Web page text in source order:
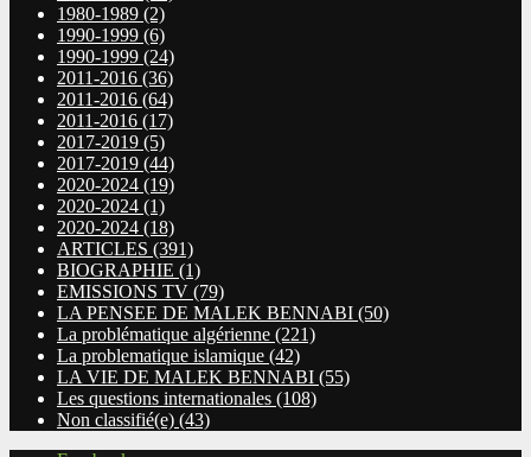
1980-1989 (2)
1990-1999 (6)
1990-1999 (24)
2011-2016 (36)
2011-2016 (64)
2011-2016 (17)
2017-2019 (5)
2017-2019 (44)
2020-2024 (19)
2020-2024 (1)
2020-2024 (18)
ARTICLES (391)
BIOGRAPHIE (1)
EMISSIONS TV (79)
LA PENSEE DE MALEK BENNABI (50)
La problématique algérienne (221)
La problematique islamique (42)
LA VIE DE MALEK BENNABI (55)
Les questions internationales (108)
Non classifié(e) (43)